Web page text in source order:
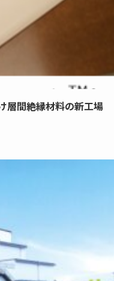
層間絶縁材料の新工場